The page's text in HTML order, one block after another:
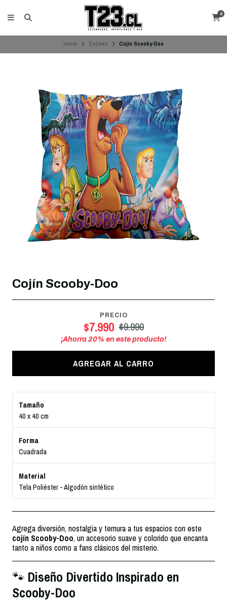
0
Inicio Cojines Cojín Scooby-Doo
Cojín Scooby-Doo
PRECIO
$7.990 $9.990
¡Ahorra20% en este producto!
AGREGAR AL CARRO
Tamaño
40 x 40 cm
Forma
Cuadrada
Material
Tela Poliéster - Algodón sintético
Agrega diversión, nostalgia y ternura a tus espacios con este
cojín Scooby-Doo, un accesorio suave y colorido que encanta
tanto a niños como a fans clásicos del misterio.
🐾 Diseño Divertido Inspirado en
Scooby-Doo